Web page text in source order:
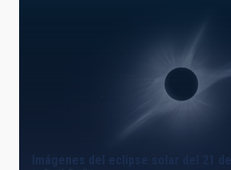
Imágenes del eclipse solar del 21